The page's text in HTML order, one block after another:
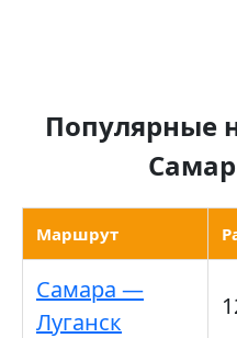
Популярные
Маршрут
Самара —
Луганск